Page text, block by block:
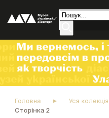
Головна Уся колекція
Сторінка 2